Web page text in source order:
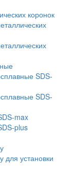
коронок
SDS-
SDS-
max
plus
для установки